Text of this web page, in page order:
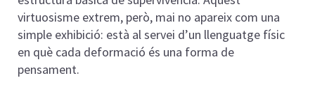
virtuosisme extrem, però, mai no apareix com una
simple exhibició: està al servei d’un llenguatge físic
en què cada deformació és una forma de
pensament.